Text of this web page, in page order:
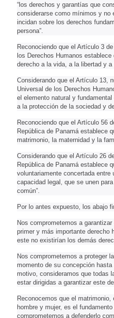
“los derechos y garantías que
considerarse como mínimos y no
incidan sobre los derechos
persona”.
Reconociendo que el Artículo 3
los Derechos Humanos establece
derecho a la vida, a la libertad y a
Considerando que el Artículo 13,
Universal de los Derechos
el elemento natural y
a la protección de la sociedad y
Reconociendo que el Artículo 56
República de Panamá establece
matrimonio, la maternidad y la
Considerando que el Artículo 26
República de Panamá establece
voluntariamente concertada entre
capacidad legal, que se unen
común”.
Por lo antes expuesto, los abajo
Nos comprometemos a
primer y más importante derecho
este no existirían los demás
Nos comprometemos a proteger
momento de su concepción
motivo, consideramos que todas
estar dirigidas a garantizar este
Reconocemos que el
hombre y mujer, es el
comprometemos a defenderlo